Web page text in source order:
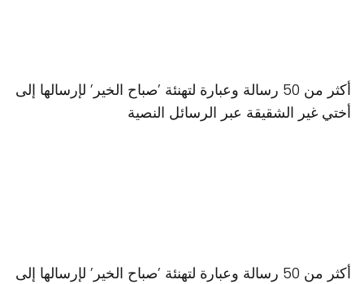
أكثر من 50 رسالة وعبارة لتهنئة ʼصباح الخيرʼ لإرسالها إلى
أختي غير الشقيقة عبر الرسائل النصية
أكثر من 50 رسالة وعبارة لتهنئة ʼصباح الخيرʼ لإرسالها إلى